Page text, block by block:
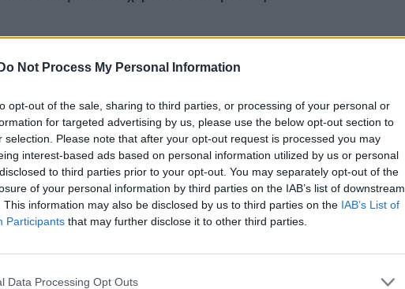
Do Not Process My Personal Information
opt-out of the sale, sharing to third parties, or processing of your personal or
for targeted advertising by us, please use the below opt-out section to
selection. Please note that after your opt-out request is processed you may
interest-based ads based on personal information utilized by us or personal
to third parties prior to your opt-out. You may separately opt-out of the
of your personal information by third parties on the IAB’s list of downstream
This information may also be disclosed by us to third parties on the IAB’s List of
Participants that may further disclose it to other third parties.
Data Processing Opt Outs
επιζήσει από πολλαπλές απόπειρες
και τη Φλόριντα κατά την προεκλογική
τον περασμένο Απρίλιο στο δείπνο των
Κόουλ Άλεν συνελήφθη λίγο πριν ανοίξει
στείλει και ένα σαφές τελεσίγραφο προς την
«πολύ αυστηρές οδηγίες» να ισοπεδωθεί
υλοποίηση των απειλών της για τη ζωή του.
κατά την «Επιχείρηση Epic Fury» τον Μάρτιο, ο
ότι ο Λευκός Οίκος δεν αστειεύεται.